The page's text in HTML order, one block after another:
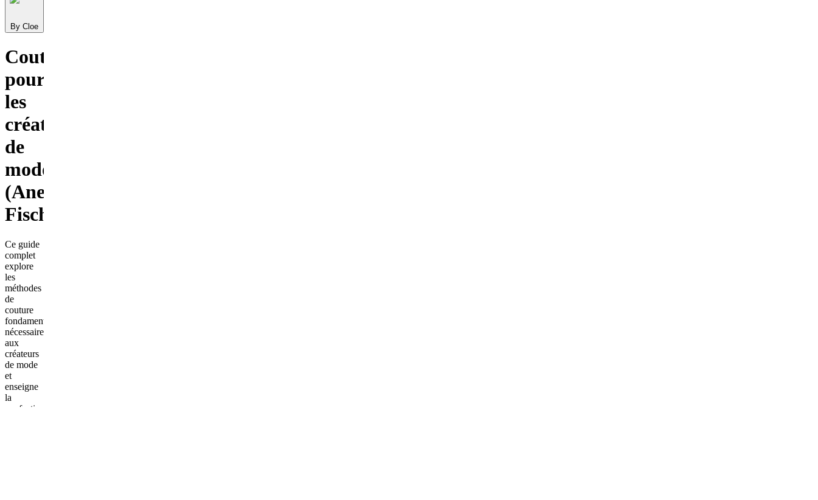
By Cloe
Couture
pour
les
créateurs
de
mode
(Anette
Fischer)
Ce guide
complet
explore
les
méthodes
de
couture
fondamentales
nécessaires
aux
créateurs
de mode
et
enseigne
la
confection